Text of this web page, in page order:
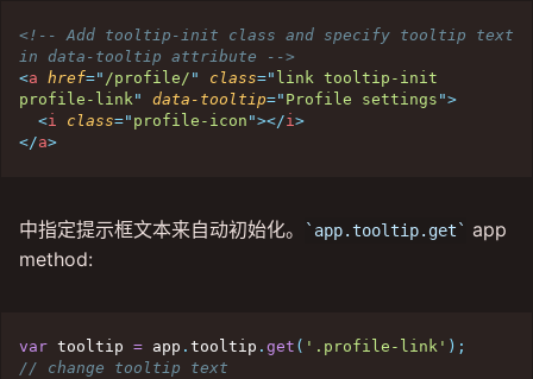
<!-- Add tooltip-init class and specify tooltip text
in data-tooltip attribute -->
<a href=" /profile/ " class=" link tooltip-init
profile-link" data-tooltip=" Profile settings ">
<i class=" profile-icon "></i>
</a>
中指定提示框文本来自动初始化。 app.tooltip.get
app
method:
var tooltip = app . tooltip . get ( '.profile-link' ) ;
// change tooltip text